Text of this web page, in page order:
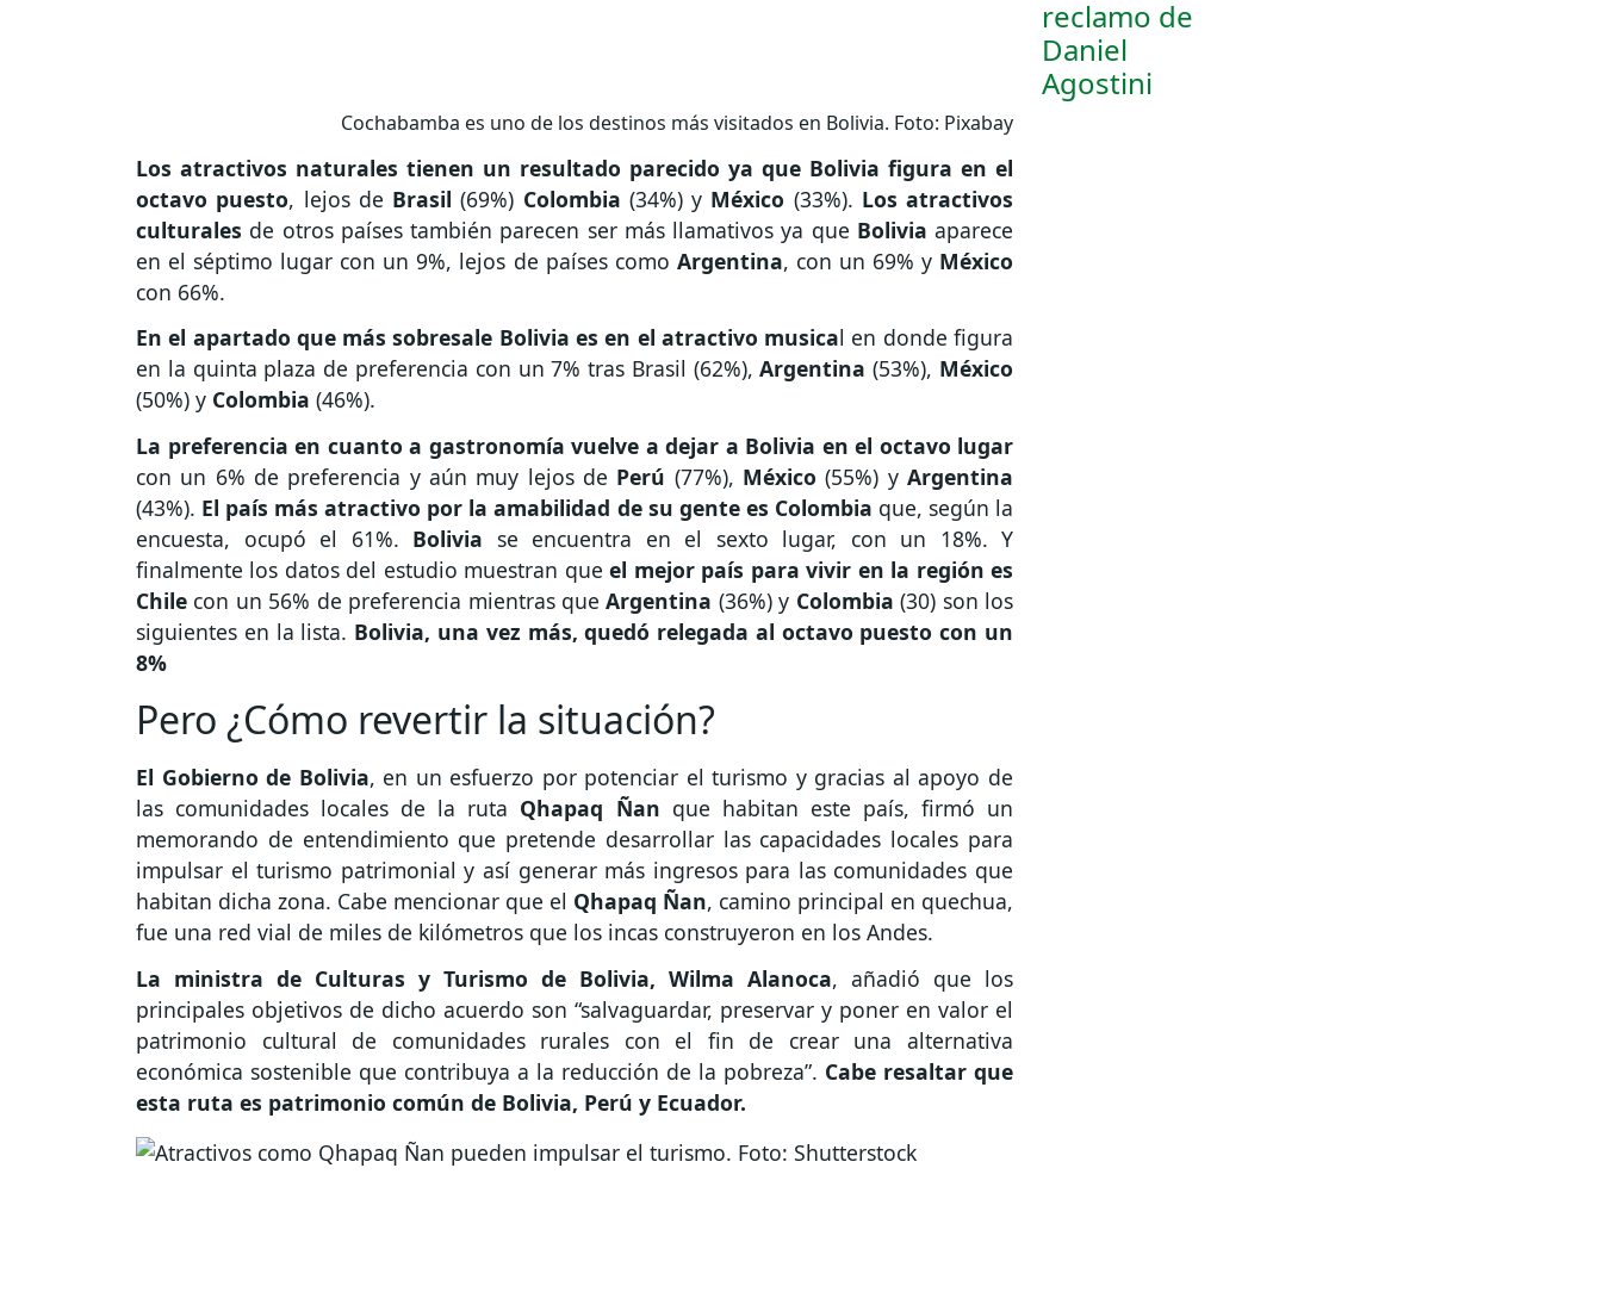
Cochabamba es uno de los destinos más visitados en Bolivia. Foto: Pixabay
Los atractivos naturales tienen un resultado parecido ya que Bolivia figura en el
octavo puesto, lejos de Brasil (69%) Colombia (34%) y México (33%). Los atractivos
culturales de otros países también parecen ser más llamativos ya que Bolivia aparece
en el séptimo lugar con un 9%, lejos de países como Argentina, con un 69% yMéxico
con 66%.
En el apartado que más sobresale Bolivia es en el atractivo musical en donde figura
en la quinta plaza de preferencia con un 7% tras Brasil (62%),Argentina(53%), México
(50%) y Colombia (46%).
La preferencia en cuanto a gastronomía vuelve a dejar a Bolivia en el octavo lugar
con un 6% de preferencia y aún muy lejos de Perú (77%), México (55%) yArgentina
(43%). El país más atractivo por la amabilidad de su gente es Colombia que, según la
encuesta, ocupó el 61%. Bolivia se encuentra en el sexto lugar, con un 18%. Y
finalmente los datos del estudio muestran que el mejor país para vivir en la región es
Chile con un 56% de preferencia mientras queArgentina (36%) y Colombia (30) son los
siguientes en la lista. Bolivia, una vez más, quedó relegada al octavo puesto con un
8%
Pero ¿Cómo revertir la situación?
El Gobierno de Bolivia, en un esfuerzo por potenciar el turismo y gracias al apoyo de
las comunidades locales de la ruta Qhapaq Ñan que habitan este país, firmó un
memorando de entendimiento que pretende desarrollar las capacidades locales para
impulsar el turismo patrimonial y así generar más ingresos para las comunidades que
habitan dicha zona. Cabe mencionar que el Qhapaq Ñan, camino principal en quechua,
fue una red vial de miles de kilómetros que los incas construyeron en los Andes.
La ministra de Culturas y Turismo de Bolivia, Wilma Alanoca, añadió que los
principales objetivos de dicho acuerdo son “salvaguardar, preservar y poner en valor el
patrimonio cultural de comunidades rurales con el fin de crear una alternativa
económica sostenible que contribuya a la reducción de la pobreza”. Cabe resaltar que
esta ruta es patrimonio común de Bolivia, Perú y Ecuador.